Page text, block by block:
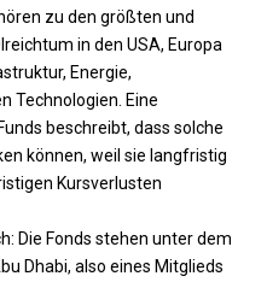
zu den größten und
in den USA, Europa
Energie,
Technologien. Eine
beschreibt, dass solche
können, weil sie langfristig
Kursverlusten
Die Fonds stehen unter dem
Dhabi, also eines Mitglieds